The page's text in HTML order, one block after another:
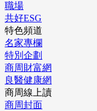
職場
共好ESG
特色頻道
名家專欄
特別企劃
商周財富網
良醫健康網
商周線上讀
商周封面